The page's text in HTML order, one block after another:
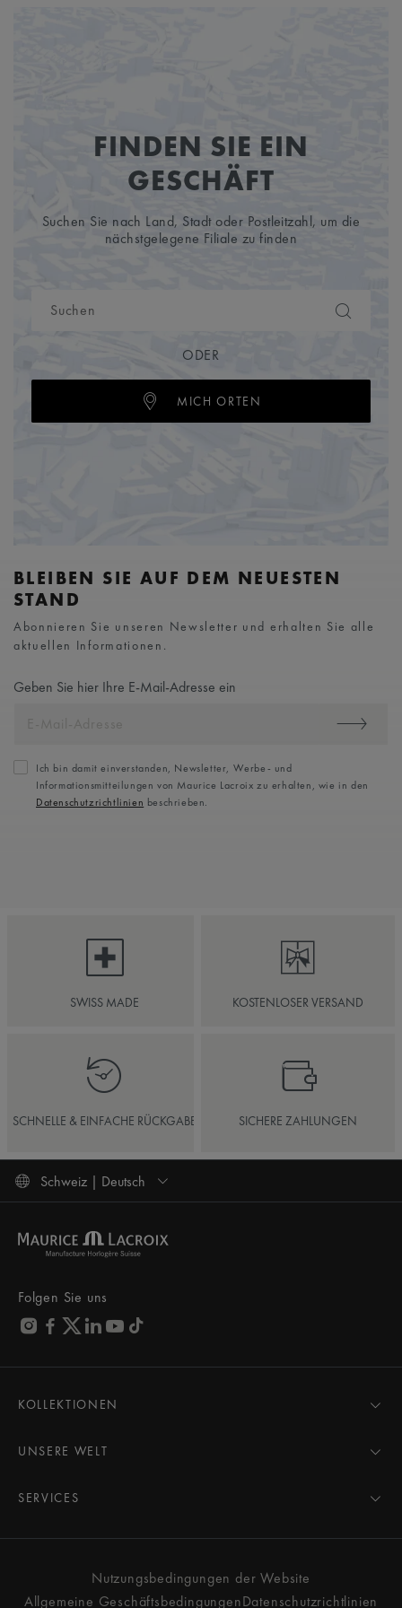
FINDEN SIE EIN
GESCHÄFT
Suchen Sie nach Land, Stadt oder Postleitzahl, um die
nächstgelegene Filiale zu finden
ODER
MICH ORTEN
BLEIBEN SIE AUF DEM NEUESTEN
STAND
Abonnieren Sie unseren Newsletter und erhalten Sie alle
aktuellen Informationen.
Geben Sie hier Ihre E-Mail-Adresse ein
Ich bin damit einverstanden, Newsletter, Werbe- und
Informationsmitteilungen von Maurice Lacroix zu erhalten, wie in den
Datenschutzrichtlinien beschrieben.
SWISS MADE KOSTENLOSER VERSAND
SCHNELLE & EINFACHE RÜCKGABE SICHERE ZAHLUNGEN
Schweiz | Deutsch
Folgen Sie uns
KOLLEKTIONEN
AIKON
PONTOS
FIABA
Herren
UNSERE WELT
Pressebereich
Partnerschaften
SERVICES
Pflegeberatung
Services & PreiseNutzungsbedingungen der Website
Allgemeine GeschäftsbedingungenDatenschutzrichtlinien